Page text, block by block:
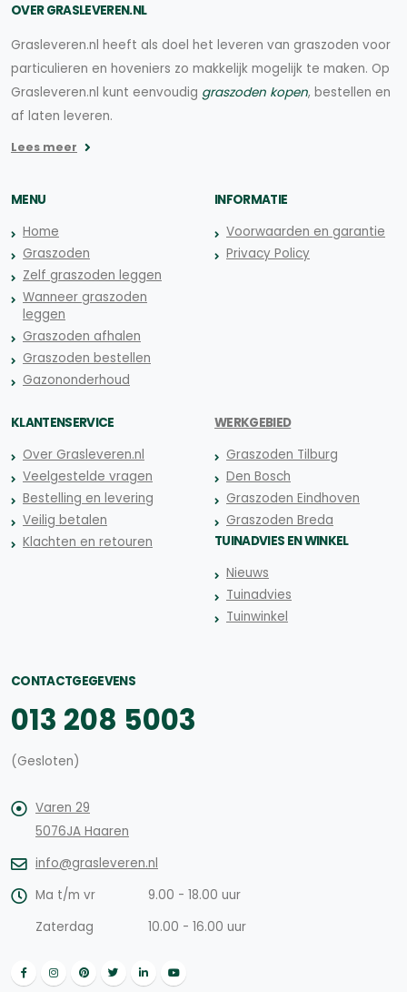
OVER GRASLEVEREN.NL
Grasleveren.nl heeft als doel het leveren van graszoden voor
particulieren en hoveniers zo makkelijk mogelijk te maken. Op
Grasleveren.nl kunt eenvoudig graszoden kopen, bestellen en
af laten leveren.
Lees meer
MENU
Home
Graszoden
Zelf graszoden leggen
Wanneer graszoden
leggen
Graszoden afhalen
Graszoden bestellen
Gazononderhoud
INFORMATIE
Voorwaarden en garantie
Privacy Policy
KLANTENSERVICE
Over Grasleveren.nl
Veelgestelde vragen
Bestelling en levering
Veilig betalen
Klachten en retouren
WERKGEBIED
Graszoden Tilburg
Den Bosch
Graszoden Eindhoven
Graszoden Breda
TUINADVIES EN WINKEL
Nieuws
Tuinadvies
Tuinwinkel
CONTACTGEGEVENS
013 208 5003
(Gesloten)
Varen 29
5076JA Haaren
info@grasleveren.nl
Ma t/m vr
9.00 - 18.00 uur
Zaterdag
10.00 - 16.00 uur